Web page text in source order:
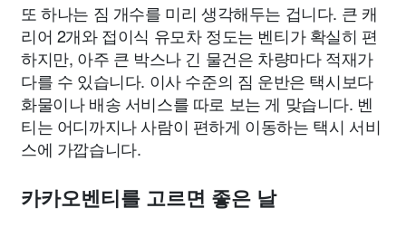
또 하나는 짐 개수를 미리 생각해두는 겁니다. 큰 캐
리어 2개와 접이식 유모차 정도는 벤티가 확실히 편
하지만, 아주 큰 박스나 긴 물건은 차량마다 적재가
다를 수 있습니다. 이사 수준의 짐 운반은 택시보다
화물이나 배송 서비스를 따로 보는 게 맞습니다. 벤
티는 어디까지나 사람이 편하게 이동하는 택시 서비
스에 가깝습니다.
카카오벤티를 고르면 좋은 날